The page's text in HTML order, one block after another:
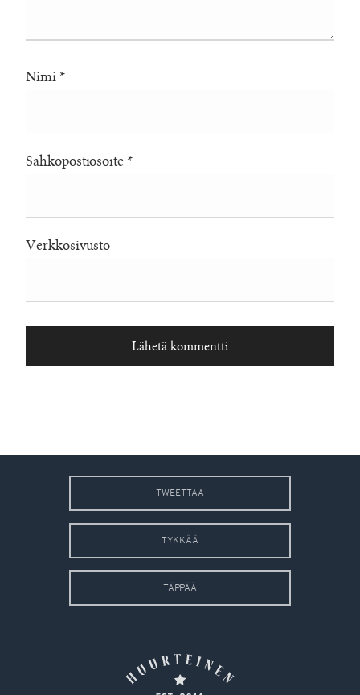
Nimi *
Sähköpostiosoite *
Verkkosivusto
TWEETTAA
TYKKÄÄ
TÄPPÄÄ